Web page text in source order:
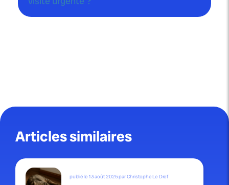
Articles similaires
publié le 13 août 2025 par Christophe Le Dref